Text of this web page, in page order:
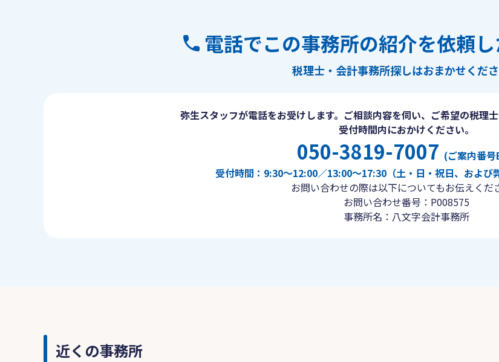
電話でこの事務所の紹介を依頼
税理士・会計事務所探しはおまかせくださ
弥生スタッフが電話をお受けします。ご相談内容を伺い、ご希望の税理
受付時間内におかけください。
050-3819-7007 (ご案内番
受付時間：9:30〜12:00／13:00〜17:30（土・日・祝日、および
お問い合わせの際は以下についてもお伝えくだ
お問い合わせ番号：P008575
事務所名：八文字会計事務所
近くの事務所